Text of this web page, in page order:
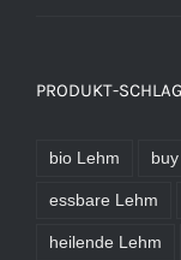
PRODUKT-
bio Lehm
essbare Lehm
heilende Lehm